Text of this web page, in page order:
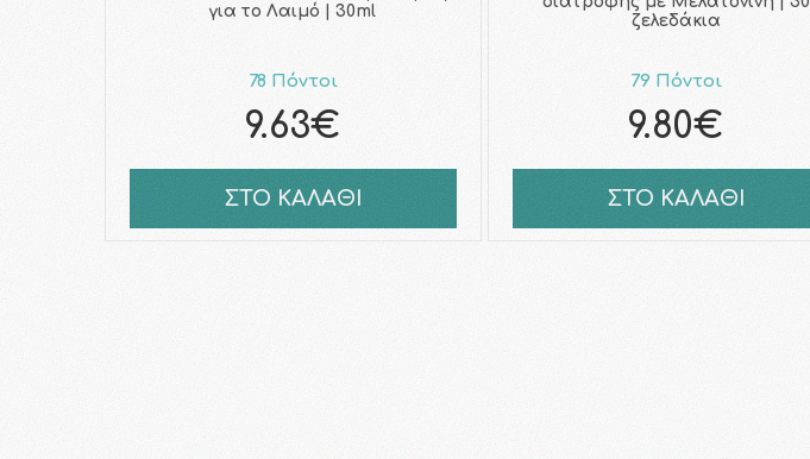
για το Λαιμό | 30ml
78 Πόντοι
9.63€
ΣΤΟ ΚΑΛΑΘΙ
ζελεδάκια
79 Πόντοι
9.80€
ΣΤΟ ΚΑΛΑΘΙ